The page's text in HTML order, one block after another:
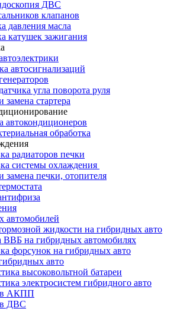
ДВС
клапанов
давления масла
катушек зажигания
автосигнализаций
угла поворота руля
замена стартера
автокондиционеров
обработка
радиаторов печки
системы охлаждения
замена печки, отопителя
автомобилей
жидкости на гибридных авто
ВВБ на гибридных автомобилях
форсунок на гибридных авто
авто
высоковольтной батареи
электросистем гибридного авто
в АКПП
в ДВС